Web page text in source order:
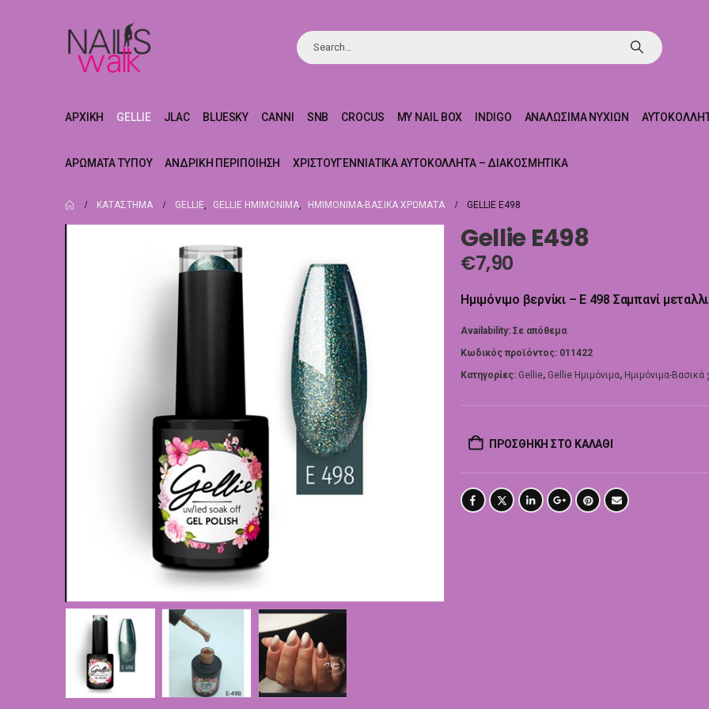
ΑΡΧΙΚΉ GELLIE JLAC BLUESKY CANNI SNB CROCUS MY NAIL BOX INDIGO ΑΝΑΛΏΣΙΜΑ ΝΥΧΙΏΝ
ΑΡΏΜΑΤΑ ΤΎΠΟΥ ΑΝΔΡΙΚΉ ΠΕΡΙΠΟΊΗΣΗ ΧΡΙΣΤΟΥΓΕΝΝΙΆΤΙΚΑ ΑΥΤΟΚΌΛΛΗΤΑ – ΔΙΑΚΟΣΜΗΤΙΚΆ
ΚΑΤΆΣΤΗΜΑ GELLIE, GELLIE ΗΜΙΜΌΝΙΜΑ, ΗΜΙΜΌΝΙΜΑ-ΒΑΣΙΚΆ ΧΡΏΜΑΤΑ GELLIE E498
Gellie E498
€7,90
Ημιμόνιμο βερνίκι – E 498 Σαμπανί
Availability: Σε απόθεμα
Κωδικός προϊόντος: 011422
Κατηγορίες: Gellie, Gellie Ημιμόνιμα, Ημιμόνιμα-
ΠΡΟΣΘΉΚΗ ΣΤΟ ΚΑΛΆΘΙ